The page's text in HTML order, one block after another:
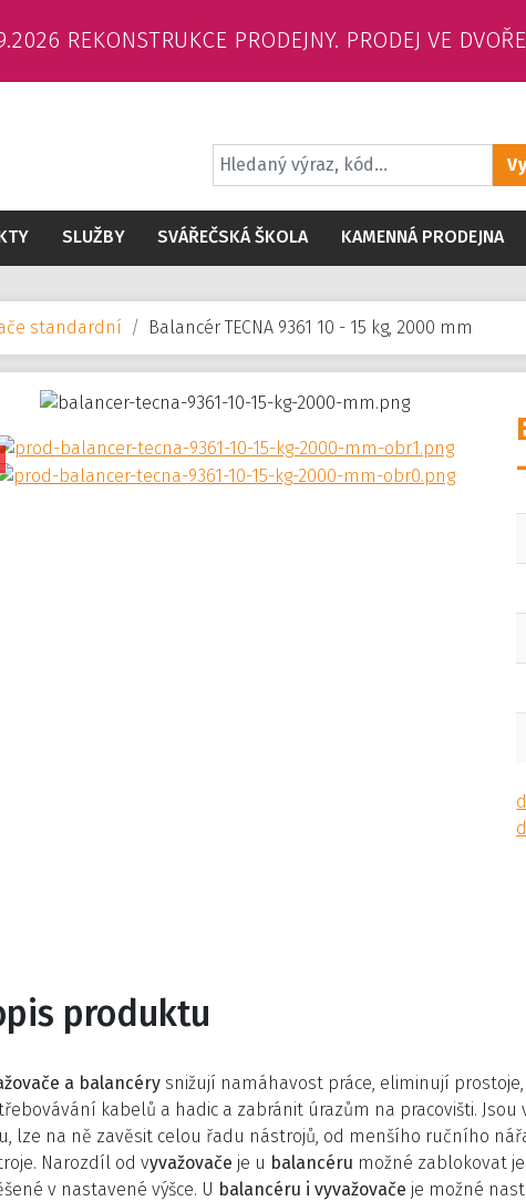
REKONSTRUKCE PRODEJNY. PRODEJ VE
SLUŽBY SVÁŘEČSKÁ ŠKOLA KAMENNÁ PRODEJNA
standardní Balancér TECNA 9361 10 - 15 kg, 2000 mm
produktu
a balancérysnižují namáhavost práce, eliminují
kabelů a hadic a zabránit úrazům na pracovišti. Jsou
lze na ně zavěsit celou řadu nástrojů, od menšího ručního
Narozdíl od vyvažovače je u balancéru možné zablokovat
v nastavené výšce. U balancéru i vyvažovače je možné